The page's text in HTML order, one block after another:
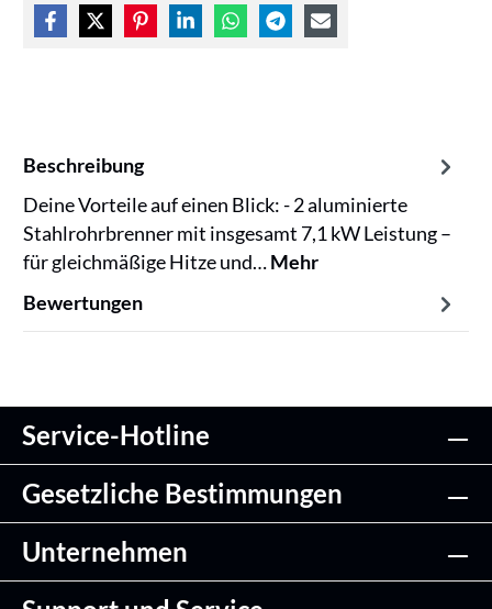
Beschreibung
Deine Vorteile auf einen Blick: - 2 aluminierte
Stahlrohrbrenner mit insgesamt 7,1 kW Leistung –
für gleichmäßige Hitze und…Mehr
Bewertungen
Service-Hotline
Gesetzliche Bestimmungen
Unternehmen